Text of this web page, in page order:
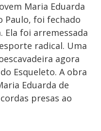
Maria Eduarda
Paulo, foi fechado
Ela foi arremessada
radical. Uma
agora
Esqueleto. A obra
Eduarda de
presas ao